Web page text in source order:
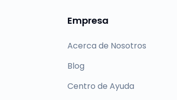
Empresa
Acerca de Nosotros
Blog
Centro de Ayuda